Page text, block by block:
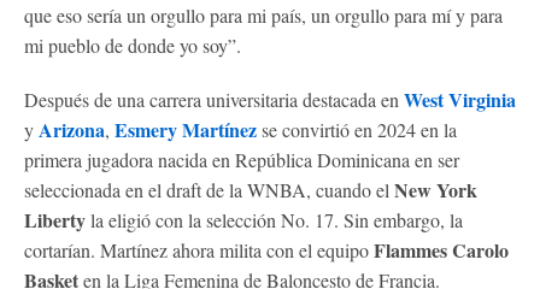
que eso sería un orgullo para mi país, un orgullo para mí y para
mi pueblo de donde yo soy”.
Después de una carrera universitaria destacada en West Virginia
y Arizona, Esmery Martínezse convirtió en 2024 en la
primera jugadora nacida en República Dominicana en ser
seleccionada en el draft de la WNBA, cuando el New York
Libertyla eligió con la selección No. 17. Sin embargo, la
cortarían. Martínez ahora milita con el equipoFlammes Carolo
Basketen la Liga Femenina de Baloncesto de Francia.